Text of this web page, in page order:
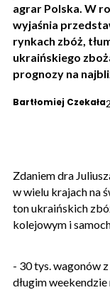
agrar Polska. W
wyjaśnia
rynkach zbóż,
ukraińskiego
prognozy na
Bartłomiej Czekała
Zdaniem dra
w wielu krajach na
ton ukraińskich
kolejowym i
- 30 tys. wagonów
długim